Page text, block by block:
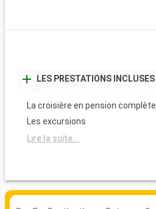
LES PRESTATIONS INCLUSES
La croisière en pension complète
Les excursions
Lire la suite...